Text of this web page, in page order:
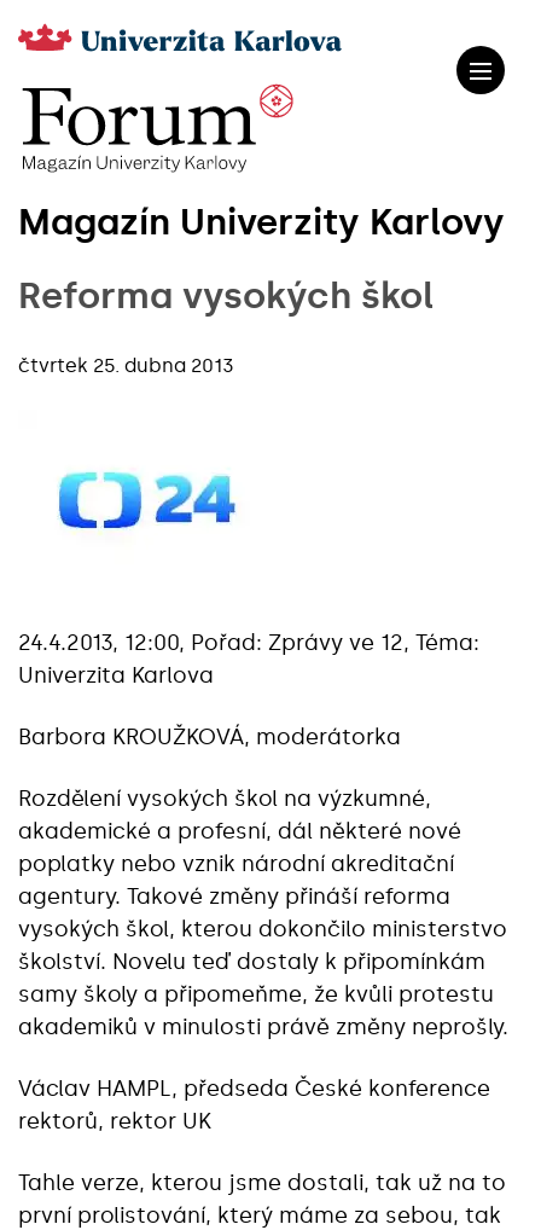
Magazín Univerzity Karlovy
Reforma vysokých škol
čtvrtek 25. dubna 2013
24.4.2013, 12:00, Pořad: Zprávy ve 12, Téma:
Univerzita Karlova
Barbora KROUŽKOVÁ, moderátorka
Rozdělení vysokých škol na výzkumné,
akademické a profesní, dál některé nové
poplatky nebo vznik národní akreditační
agentury. Takové změny přináší reforma
vysokých škol, kterou dokončilo ministerstvo
školství. Novelu teď dostaly k připomínkám
samy školy a připomeňme, že kvůli protestu
akademiků v minulosti právě změny neprošly.
Václav HAMPL, předseda České konference
rektorů, rektor UK
Tahle verze, kterou jsme dostali, tak už na to
první prolistování, který máme za sebou, tak